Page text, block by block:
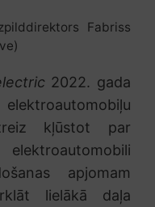
Fabriss
2022. gada
kļūstot par
apjomam
lielākā daļa